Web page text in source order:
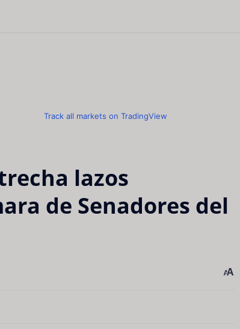
Track all markets on TradingView
lazos
de Senadores del